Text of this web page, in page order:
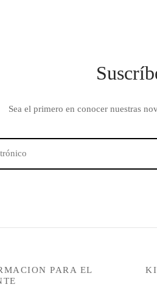
Sea el primero en conocer nuestras
PARA EL